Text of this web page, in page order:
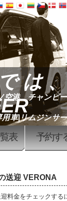
は、
空港、チャンピー
車|リムジンサー
表 予約す
送迎 VERONA
迎料金をチェックする